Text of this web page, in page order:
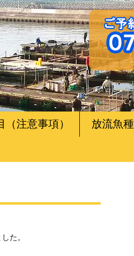
（注意事項） 放流魚種
た。